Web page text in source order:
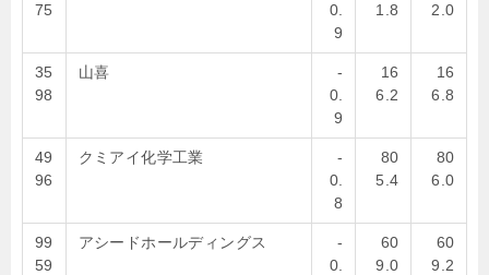
75
0.
9
1.8
2.0
35
98
山喜
-
0.
9
16
6.2
16
6.8
49
96
クミアイ化学工業
-
0.
8
80
5.4
80
6.0
99
59
アシードホールディングス
-
0.
60
9.0
60
9.2